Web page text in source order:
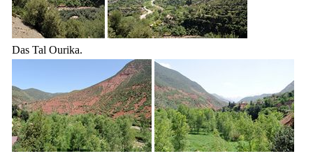
Das Tal Ourika.